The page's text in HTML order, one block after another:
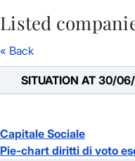
Skip to Main Content
Listed
« Back
SITUATION AT 30/
Capitale Sociale
Pie-chart diritti di voto